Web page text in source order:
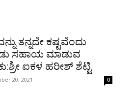
ತನ್ನದೇ ಕಷ್ಟವೆಂದು
ಸಹಾಯ ಮಾಡುವ
ಐಕಳ ಹರೀಶ್ ಶೆಟ್ಟಿ
20, 2021 0